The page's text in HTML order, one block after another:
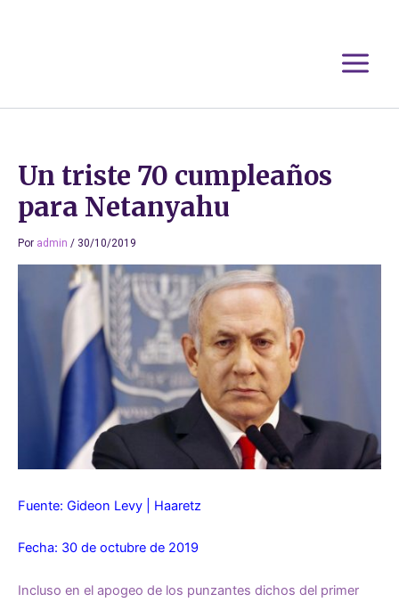
Un triste 70 cumpleaños
para Netanyahu
Por admin / 30/10/2019
Fuente: Gideon Levy | Haaretz
Fecha: 30 de octubre de 2019
Incluso en el apogeo de los punzantes dichos del primer